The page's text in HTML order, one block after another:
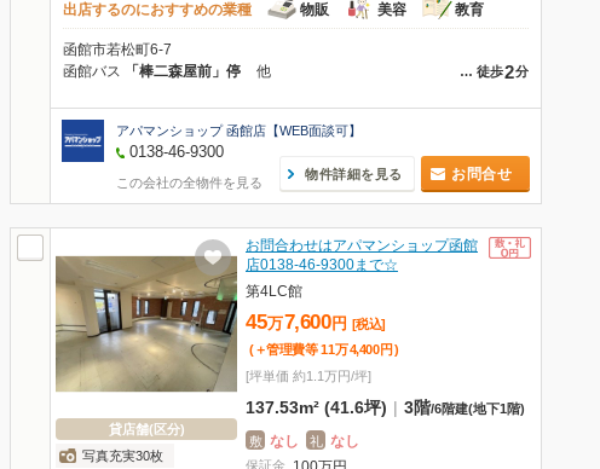
出店するのにおすすめの業種 物販 美容 教育
函館市若松町6-7
… 徒歩2分
函館バス 「棒二森屋前」停 他
アパマンショップ 函館店【WEB面談可】
0138-46-9300
この会社の全物件を見る
物件詳細を見る お問合せ
貸店舗(区分)
写真充実30枚
お問合わせはアパマンショップ函館
店0138-46-9300まで☆
第4LC館
45万7,600 円
[税込]
(＋管理費等 11万4,400 円 )
[坪単価 約1.1万円/坪]
137.53m² (41.6坪) | 3階/6階建(地下1階)
敷 なし 礼 なし
保証金